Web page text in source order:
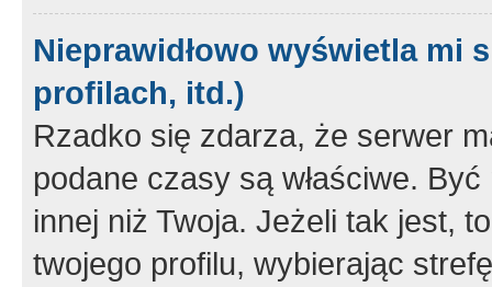
Nieprawidłowo wyświetla mi
profilach, itd.)
Rzadko się zdarza, że serwer
podane czasy są właściwe.
innej niż Twoja. Jeżeli tak jest,
twojego profilu, wybierając